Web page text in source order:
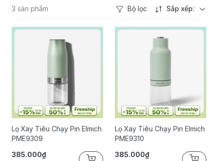
3 sản phẩm Bộ lọc Sắp xếp:
Lọ Xay Tiêu Chạy Pin Elmich
PME9309
385.000₫
Lọ Xay Tiêu Chạy Pin Elmich
PME9310
385.000₫